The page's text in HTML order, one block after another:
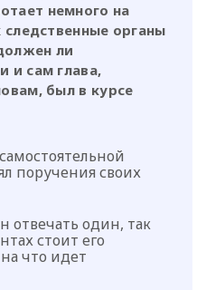
немного на
следственные органы
ли
и сам глава,
был в курсе
поручения своих
отвечать один, так
стоит его
что идет